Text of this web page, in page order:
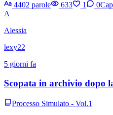
4402 parole
633 1 0
A
Alessia
lexy22
5 giorni fa
Scopata in archivio dopo
Processo Simulato - Vol.1